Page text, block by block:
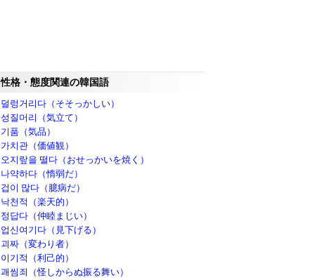
性格・態度関連の韓国語
덜렁거리다（そそっかしい）
성질머리（気立て）
기품（気品）
가치관（価値観）
오지랖을 떨다（おせっかいを焼く）
나약하다（惰弱だ）
겁이 많다（臆病だ）
낙천적（楽天的）
정답다（仲睦まじい）
업신여기다（見下げる）
괴짜（変わり者）
이기적（利己的）
괘씸죄（怪しからぬ振る舞い）